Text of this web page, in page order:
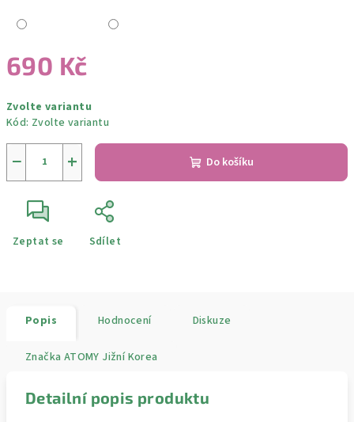
690 Kč
cena:
Zvolte variantu
Kód: Zvolte variantu
+
− Do košíku
Zeptat se Sdílet
Popis Hodnocení Diskuze
Značka ATOMY Jižní Korea
Detailní popis produktu